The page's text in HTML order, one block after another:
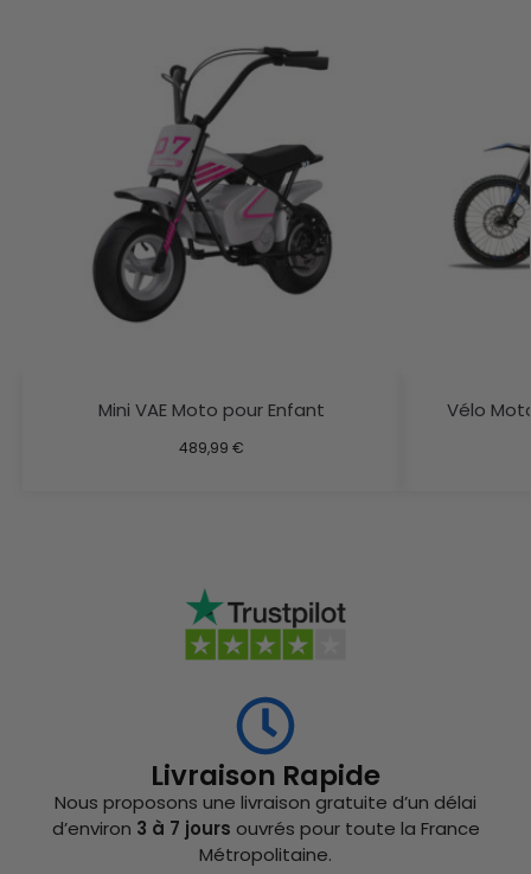
Mini VAE Moto pour Enfant
489,99€
Vélo
Livraison Rapide
Nous proposons une livraison gratuite d’un délai
d’environ 3 à 7 jours ouvrés pour toute la France
Métropolitaine.